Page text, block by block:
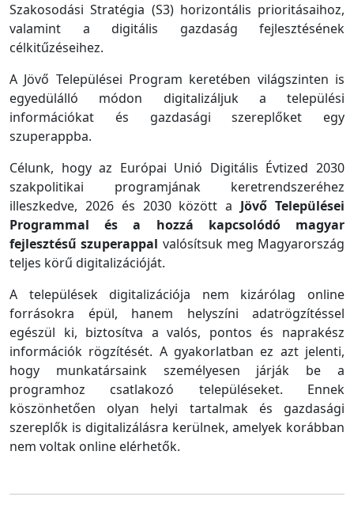
Szakosodási Stratégia (S3) horizontális prioritásaihoz,
valamint a digitális gazdaság fejlesztésének
célkitűzéseihez.
A Jövő Települései Program keretében világszinten is
egyedülálló módon digitalizáljuk a települési
információkat és gazdasági szereplőket egy
szuperappba.
Célunk, hogy az Európai Unió Digitális Évtized 2030
szakpolitikai programjának keretrendszeréhez
illeszkedve, 2026 és 2030 között a Jövő Települései
Programmal és a hozzá kapcsolódó magyar
fejlesztésű szuperappal valósítsuk meg Magyarország
teljes körű digitalizációját.
A települések digitalizációja nem kizárólag online
forrásokra épül, hanem helyszíni adatrögzítéssel
egészül ki, biztosítva a valós, pontos és naprakész
információk rögzítését. A gyakorlatban ez azt jelenti,
hogy munkatársaink személyesen járják be a
programhoz csatlakozó településeket. Ennek
köszönhetően olyan helyi tartalmak és gazdasági
szereplők is digitalizálásra kerülnek, amelyek korábban
nem voltak online elérhetők.